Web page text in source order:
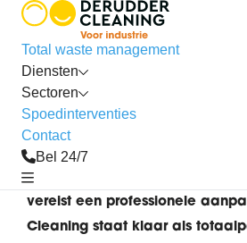
Total waste management
Diensten
Sectoren
Spoedinterventies
Contact
Bel 24/7
professionele diensten voor
Parkeergarages
Bij Derudder Cleaning weten
is om een ondergrondse
houden. De omgeving stelt
vereist een professionele
Cleaning staat klaar als